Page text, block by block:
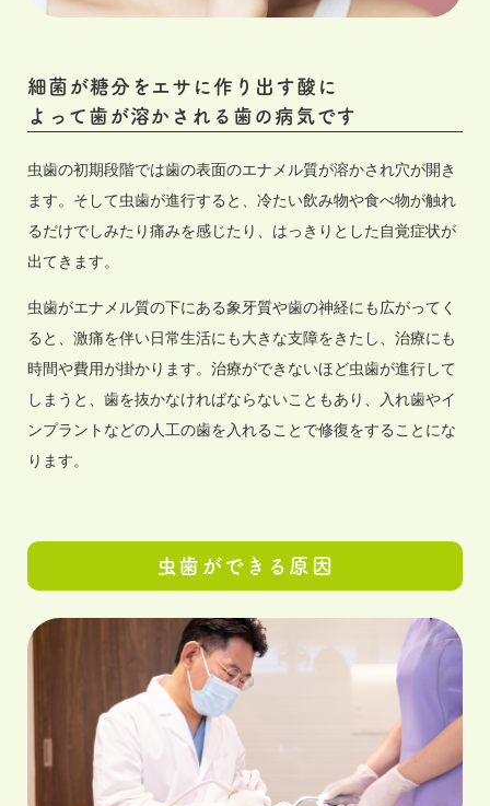
細菌が糖分をエサに作り出す酸に
よって歯が溶かされる歯の病気です
虫歯の初期段階では歯の表面のエナメル質が溶かされ穴が開き
ます。そして虫歯が進行すると、冷たい飲み物や食べ物が触れ
るだけでしみたり痛みを感じたり、はっきりとした自覚症状が
出てきます。
虫歯がエナメル質の下にある象牙質や歯の神経にも広がってく
ると、激痛を伴い日常生活にも大きな支障をきたし、治療にも
時間や費用が掛かります。治療ができないほど虫歯が進行して
しまうと、歯を抜かなければならないこともあり、入れ歯やイ
ンプラントなどの人工の歯を入れることで修復をすることにな
ります。
虫歯ができる原因